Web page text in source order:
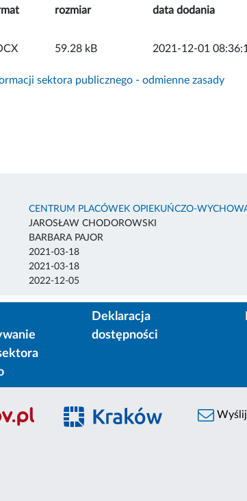
rozmiar data dodania
59.28 kB 2021-12-01
sektora publicznego - odmienne zasady
CENTRUM PLACÓWEK OPIEKUŃCZO-
JAROSŁAW CHODOROWSKI
BARBARA PAJOR
2021-03-18
2021-03-18
2022-12-05
Deklaracja
dostępności